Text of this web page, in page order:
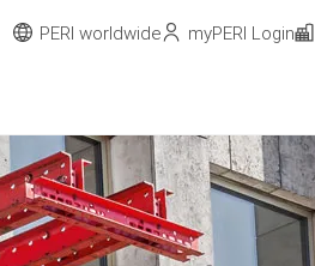
PERI worldwide myPERI Login